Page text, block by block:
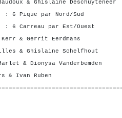
& Ghislaine
6 Pique par Nord/Sud
6 Carreau par Est/Ouest
Kerr & Gerrit
& Ghislaine
& Dionysa
& Ivan